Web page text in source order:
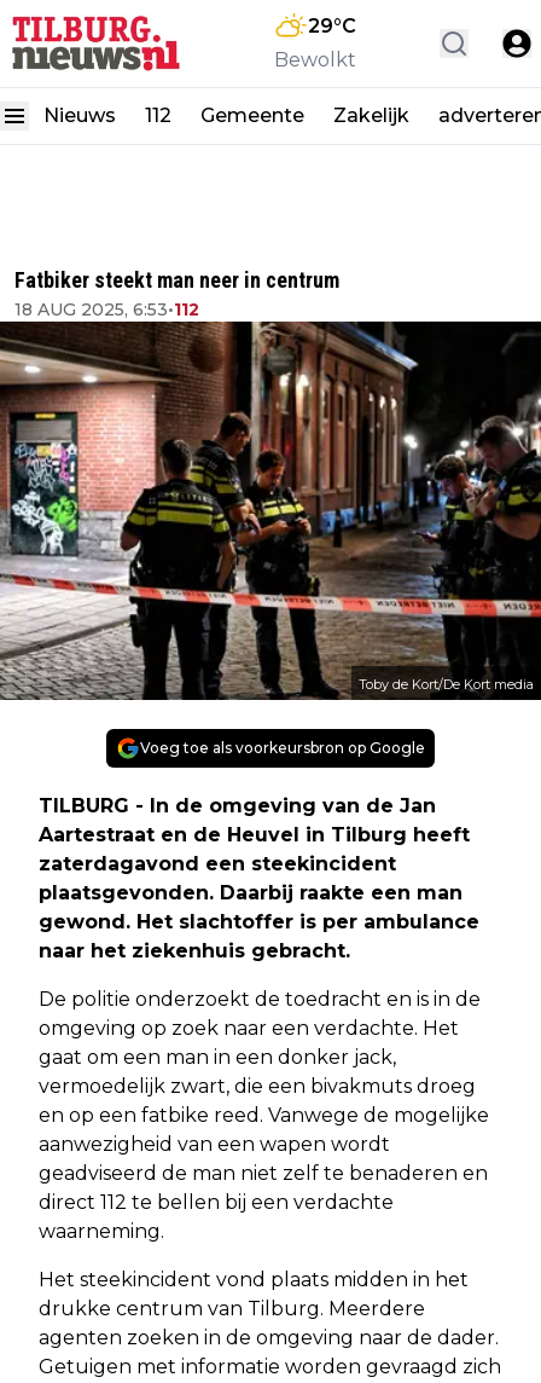
29°C
Bewolkt
Nieuws 112 Gemeente Zakelijk
Fatbiker steekt man neer in centrum
18 AUG 2025, 6:53•112
Toby de Kort/De Kort media
Voeg toe als voorkeursbron op Google
TILBURG - In de omgeving van de Jan
Aartestraat en de Heuvel in Tilburg heeft
zaterdagavond een steekincident
plaatsgevonden. Daarbij raakte een man
gewond. Het slachtoffer is per ambulance
naar het ziekenhuis gebracht.
De politie onderzoekt de toedracht en is in de
omgeving op zoek naar een verdachte. Het
gaat om een man in een donker jack,
vermoedelijk zwart, die een bivakmuts droeg
en op een fatbike reed. Vanwege de mogelijke
aanwezigheid van een wapen wordt
geadviseerd de man niet zelf te benaderen en
direct 112 te bellen bij een verdachte
waarneming.
Het steekincident vond plaats midden in het
drukke centrum van Tilburg. Meerdere
agenten zoeken in de omgeving naar de dader.
Getuigen met informatie worden gevraagd zich